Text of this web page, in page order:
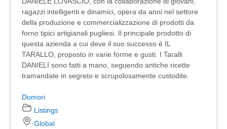
ragazzi intelligenti e dinamici, opera da anni nel settore
della produzione e commercializzazione di prodotti da
forno tipici artigianali pugliesi. Il principale prodotto di
questa azienda a cui deve il suo successo è IL
TARALLO, proposto in varie forme e gusti. I Taralli
DANIELI sono fatti a mano, seguendo antiche ricette
tramandate in segreto e scrupolosamente custodite.
Domori
Listings
Global